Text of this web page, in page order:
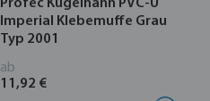
Profec Kugelhahn PVC-U
Imperial Klebemuffe Grau
Typ 2001
ab
11,92 €